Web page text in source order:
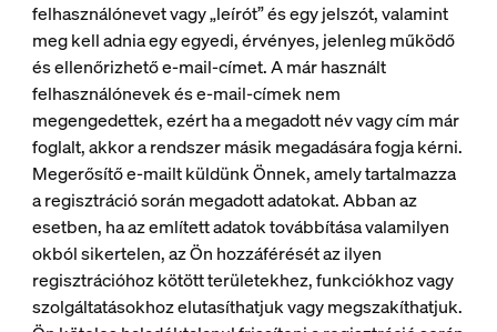
felhasználónevet vagy „leírót” és egy jelszót, valamint
meg kell adnia egy egyedi, érvényes, jelenleg működő
és ellenőrizhető e-mail-címet. A már használt
felhasználónevek és e-mail-címek nem
megengedettek, ezért ha a megadott név vagy cím már
foglalt, akkor a rendszer másik megadására fogja kérni.
Megerősítő e-mailt küldünk Önnek, amely tartalmazza
a regisztráció során megadott adatokat. Abban az
esetben, ha az említett adatok továbbítása valamilyen
okból sikertelen, az Ön hozzáférését az ilyen
regisztrációhoz kötött területekhez, funkciókhoz vagy
szolgáltatásokhoz elutasíthatjuk vagy megszakíthatjuk.